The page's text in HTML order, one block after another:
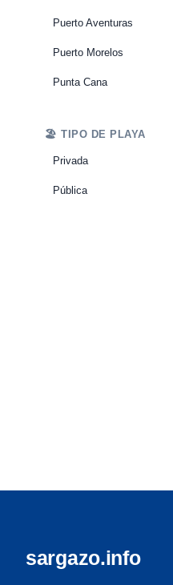
Puerto Aventuras
Puerto Morelos
Punta Cana
🏖️ TIPO DE PLAYA
Privada
Pública
sargazo.info